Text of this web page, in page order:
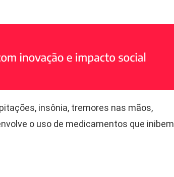
insônia, tremores nas mãos,
o uso de medicamentos que inibem